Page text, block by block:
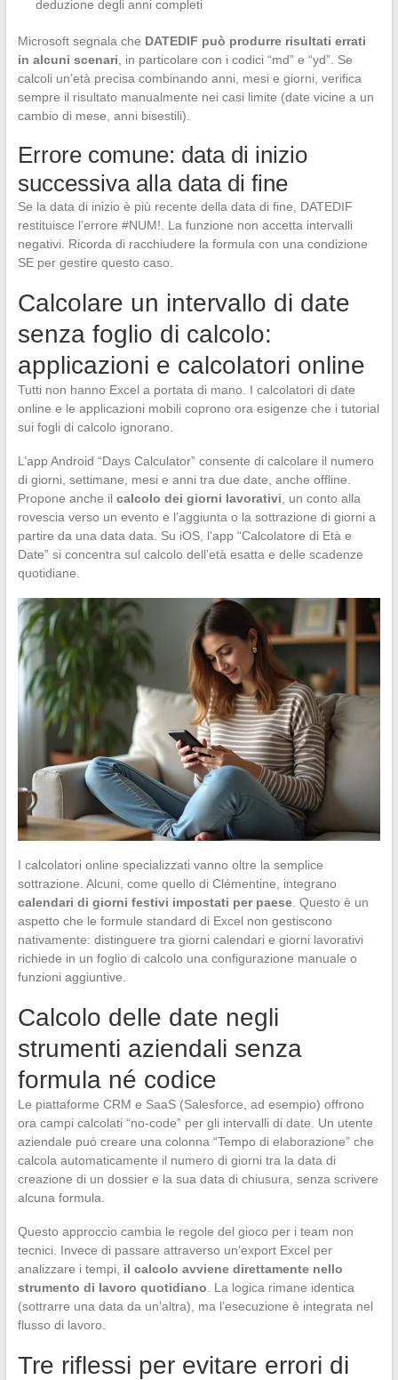
deduzione degli anni completi
Microsoft segnala che DATEDIF può produrre risultati errati
in alcuni scenari, in particolare con i codici “md” e “yd”. Se
calcoli un’età precisa combinando anni, mesi e giorni, verifica
sempre il risultato manualmente nei casi limite (date vicine a un
cambio di mese, anni bisestili).
Errore comune: data di inizio
successiva alla data di fine
Se la data di inizio è più recente della data di fine, DATEDIF
restituisce l’errore #NUM!. La funzione non accetta intervalli
negativi. Ricorda di racchiudere la formula con una condizione
SE per gestire questo caso.
Calcolare un intervallo di date
senza foglio di calcolo:
applicazioni e calcolatori online
Tutti non hanno Excel a portata di mano. I calcolatori di date
online e le applicazioni mobili coprono ora esigenze che i tutorial
sui fogli di calcolo ignorano.
L’app Android “Days Calculator” consente di calcolare il numero
di giorni, settimane, mesi e anni tra due date, anche offline.
Propone anche il calcolo dei giorni lavorativi, un conto alla
rovescia verso un evento e l’aggiunta o la sottrazione di giorni a
partire da una data data. Su iOS, l’app “Calcolatore di Età e
Date” si concentra sul calcolo dell’età esatta e delle scadenze
quotidiane.
I calcolatori online specializzati vanno oltre la semplice
sottrazione. Alcuni, come quello di Clémentine, integrano
calendari di giorni festivi impostati per paese. Questo è un
aspetto che le formule standard di Excel non gestiscono
nativamente: distinguere tra giorni calendari e giorni lavorativi
richiede in un foglio di calcolo una configurazione manuale o
funzioni aggiuntive.
Calcolo delle date negli
strumenti aziendali senza
formula né codice
Le piattaforme CRM e SaaS (Salesforce, ad esempio) offrono
ora campi calcolati “no-code” per gli intervalli di date. Un utente
aziendale può creare una colonna “Tempo di elaborazione” che
calcola automaticamente il numero di giorni tra la data di
creazione di un dossier e la sua data di chiusura, senza scrivere
alcuna formula.
Questo approccio cambia le regole del gioco per i team non
tecnici. Invece di passare attraverso un’export Excel per
analizzare i tempi, il calcolo avviene direttamente nello
strumento di lavoro quotidiano . La logica rimane identica
(sottrarre una data da un’altra), ma l’esecuzione è integrata nel
flusso di lavoro.
Tre riflessi per evitare errori di